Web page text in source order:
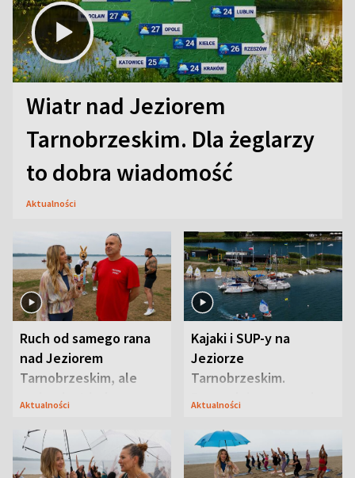
Wiatr nad Jeziorem
Tarnobrzeskim. Dla żeglarzy
to dobra wiadomość
Aktualności
Ruch od samego rana
nad Jeziorem
Tarnobrzeskim, ale
ważna jest jedna
Aktualności
Kajaki i SUP-y na
Jeziorze
Tarnobrzeskim.
Przyrodnicy zwracają
Aktualności